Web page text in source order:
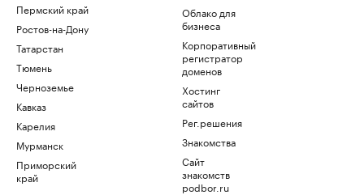
Пермский край
Ростов-на-Дону
Татарстан
Тюмень
Черноземье
Кавказ
Карелия
Мурманск
Приморский
край
Облако для
бизнеса
Корпоративный
регистратор
доменов
Хостинг
сайтов
Рег.решения
Знакомства
Сайт
знакомств
podbor.ru